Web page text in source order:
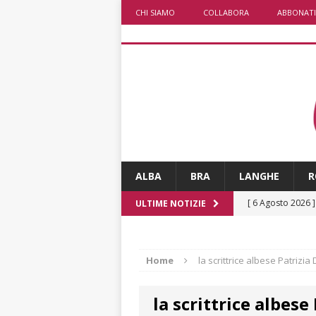
CHI SIAMO COLLABORA ABBONATI
ALBA BRA LANGHE
ULTIME NOTIZIE [ 6 Agosto 2026 ]
[ 5 Agosto 2026
Home la scrittrice albese Patrizia
la scrittrice albese